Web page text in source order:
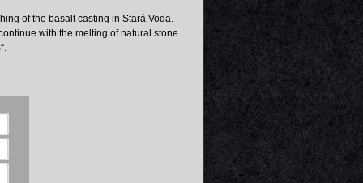
of the basalt casting in Stará Voda.
with the melting of natural stone